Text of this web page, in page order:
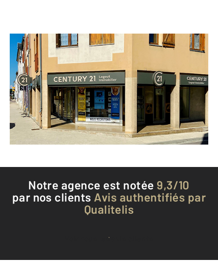
CENTURY 21 Legout Immobilier
8 avenue du Général Leclerc
BAR SUR AUBE - 10200
Envoyer un message
Téléphoner à l'agence
Notre agence est notée 9,3/10
par nos clients Avis authentifiés par
Qualitelis
Voir tous les avis clients